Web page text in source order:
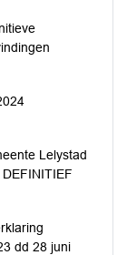
Lelystad
dd 28 juni